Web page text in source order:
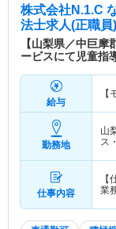
株式会社N.1.C
法士求人(正職員)
【山梨県／中巨
ービスにて児童指
給与
【
勤務地
山
ス
仕事内容
業